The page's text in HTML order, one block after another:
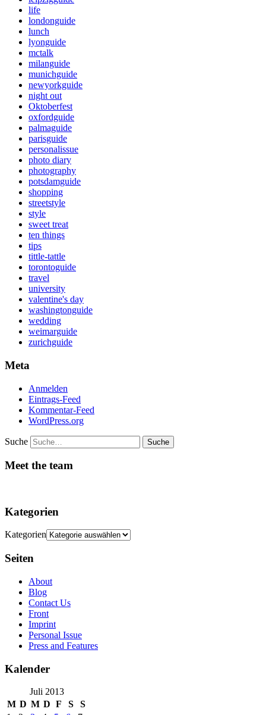
life
londonguide
lunch
lyonguide
mctalk
milanguide
munichguide
newyorkguide
night out
Oktoberfest
oxfordguide
palmaguide
parisguide
personalissue
photo diary
photography
potsdamguide
shopping
streetstyle
style
sweet treat
ten things
tips
tittle-tattle
torontoguide
travel
university
valentine's day
washingtonguide
wedding
weimarguide
zurichguide
Meta
Anmelden
Eintrags-Feed
Kommentar-Feed
WordPress.org
Suche
Meet the team
Kategorien
Kategorien
Seiten
About
Blog
Contact Us
Front
Imprint
Personal Issue
Press and Features
Kalender
Juli 2013
M D M D F S
S